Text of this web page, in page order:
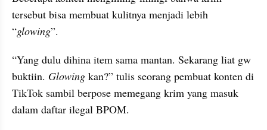
tersebut bisa membuat kulitnya menjadi lebih
“glowing”.
“Yang dulu dihina item sama mantan. Sekarang liat gw
buktiin. Glowing kan?” tulis seorang pembuat konten di
TikTok sambil berpose memegang krim yang masuk
dalam daftar ilegal BPOM.